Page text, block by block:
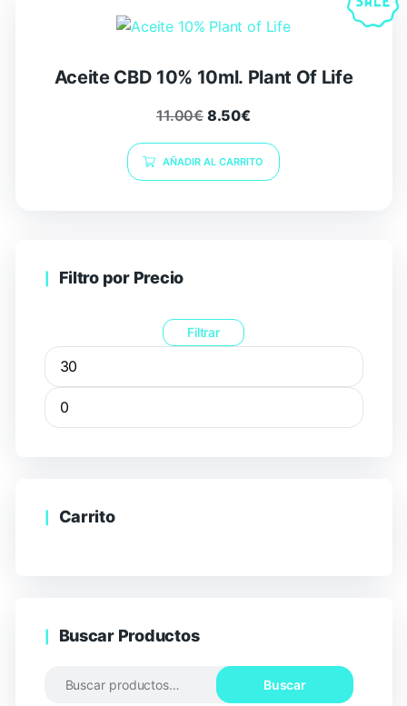
Aceite CBD 10% 10ml. Plant Of Life
11.00€ 8.50€
AÑADIR AL CARRITO
Filtro por Precio
Filtrar
Carrito
Buscar Productos
Buscar